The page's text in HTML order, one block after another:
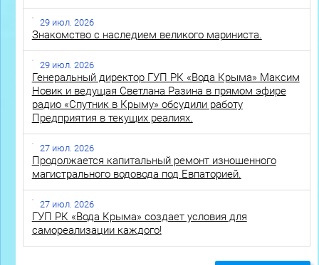
29 июл. 2026
Знакомство с наследием великого мариниста.
29 июл. 2026
Генеральный директор ГУП РК «Вода Крыма» Максим
Новик и ведущая Светлана Разина в прямом эфире
радио «Спутник в Крыму» обсудили работу
Предприятия в текущих реалиях.
27 июл. 2026
Продолжается капитальный ремонт изношенного
магистрального водовода под Евпаторией.
27 июл. 2026
ГУП РК «Вода Крыма» создает условия для
самореализации каждого!